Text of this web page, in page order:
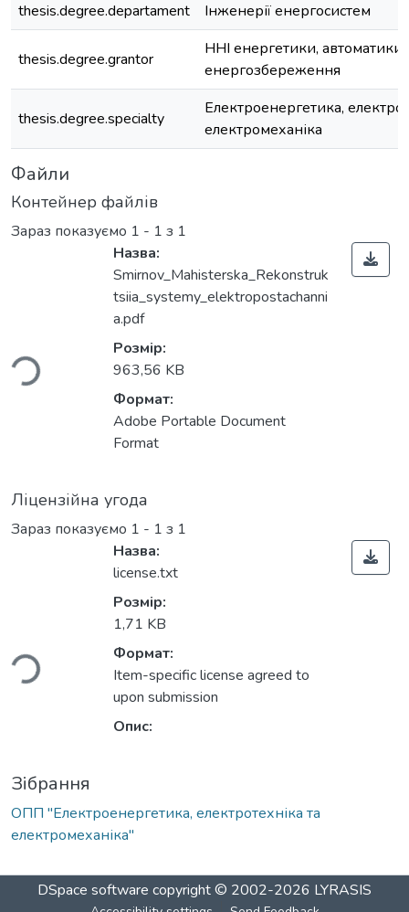
thesis.degree.departament
Інженерії енергосистем
thesis.degree.grantor
ННІ енергетики, автоматики і
енергозбереження
thesis.degree.specialty
Електроенергетика,
електромеханіка
Файли
Контейнер файлів
Зараз показуємо 1 - 1 з 1
Назва:
Smirnov_Mahisterska_Rekonstruk
tsiia_systemy_elektropostachanni
a.pdf
Розмір:
963,56 KB
Формат:
Adobe Portable Document
Format
Ліцензійна угода
Зараз показуємо 1 - 1 з 1
Назва:
license.txt
Розмір:
1,71 KB
Формат:
Item-specific license agreed to
upon submission
Опис:
Зібрання
ОПП "Електроенергетика, електротехніка та
електромеханіка"
DSpace software copyright © 2002-2026 LYRASIS